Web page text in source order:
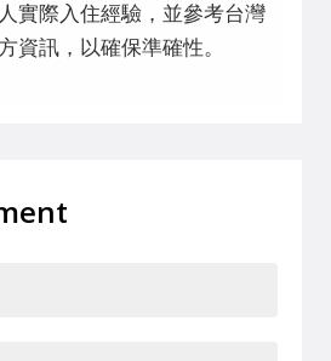
實際入住經驗，並參考台灣
資訊，以確保準確性。